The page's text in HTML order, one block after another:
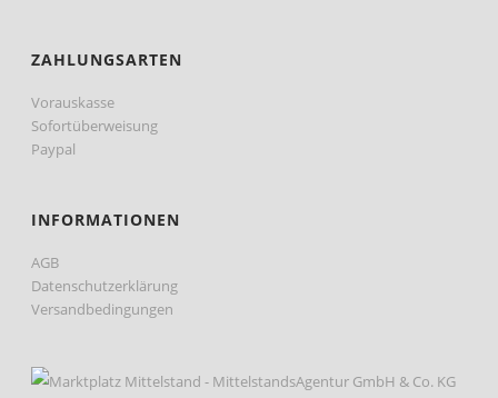
ZAHLUNGSARTEN
Vorauskasse
Sofortüberweisung
Paypal
INFORMATIONEN
AGB
Datenschutzerklärung
Versandbedingungen